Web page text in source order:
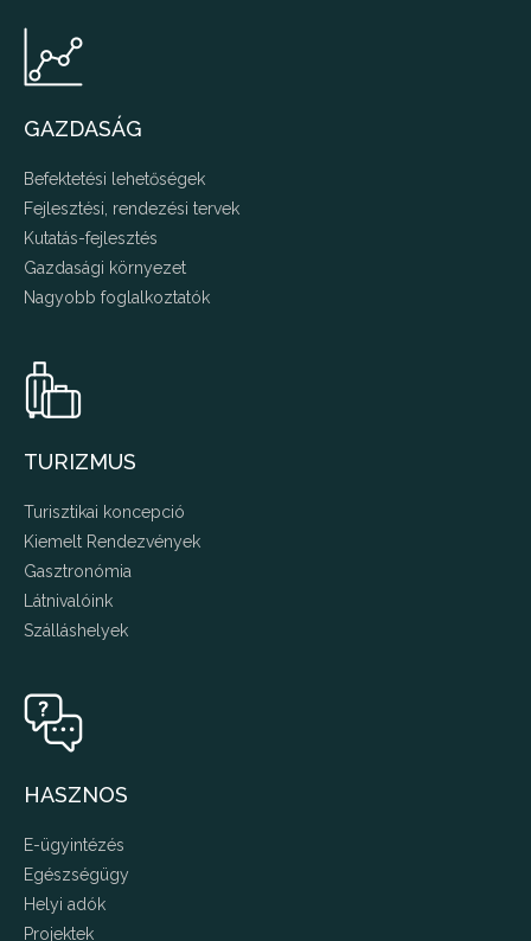
GAZDASÁG
Befektetési lehetőségek
Fejlesztési, rendezési tervek
Kutatás-fejlesztés
Gazdasági környezet
Nagyobb foglalkoztatók
TURIZMUS
Turisztikai koncepció
Kiemelt Rendezvények
Gasztronómia
Látnivalóink
Szálláshelyek
HASZNOS
E-ügyintézés
Egészségügy
Helyi adók
Projektek